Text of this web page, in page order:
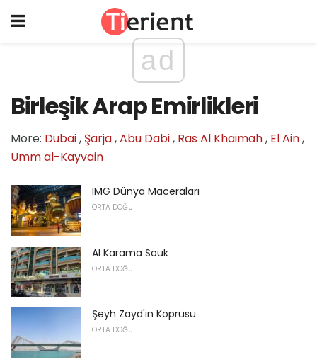
ad
Birleşik Arap Emirlikleri
More: Dubai, Şarja,Abu Dabi, Ras Al Khaimah, El Ain,
Umm al-Kayvain
IMG Dünya Maceraları
ORTA DOĞU
Al Karama Souk
ORTA DOĞU
Şeyh Zayd'ın Köprüsü
ORTA DOĞU